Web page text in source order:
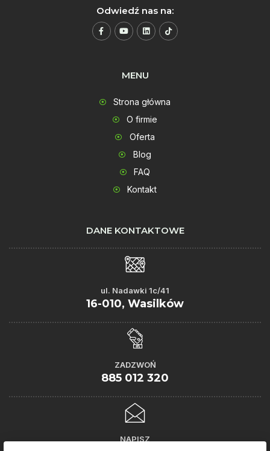
Odwiedź nas na:
MENU
Strona główna
O firmie
Oferta
Blog
FAQ
Kontakt
DANE KONTAKTOWE
ul. Nadawki 1c/41
16-010, Wasilków
ZADZWOŃ
885 012 320
NAPISZ